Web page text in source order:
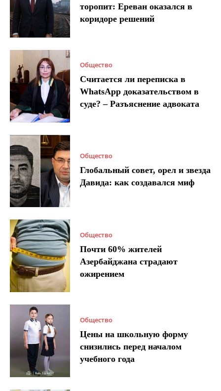
торопит: Ереван оказался в
коридоре решений
Общество
Считается ли переписка в
WhatsApp доказательством в
суде? – Разъяснение адвоката
Общество
Глобальный совет, орел и звезда
Давида: как создавался миф
Общество
Почти 60% жителей
Азербайджана страдают
ожирением
Общество
Цены на школьную форму
снизились перед началом
учебного года